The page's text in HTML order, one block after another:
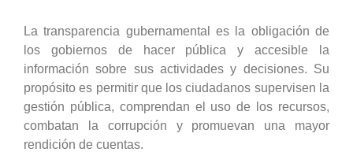
La transparencia gubernamental es la obligación de
los gobiernos de hacer pública y accesible la
información sobre sus actividades y decisiones. Su
propósito es permitir que los ciudadanos supervisen la
gestión pública, comprendan el uso de los recursos,
combatan la corrupción y promuevan una mayor
rendición de cuentas.